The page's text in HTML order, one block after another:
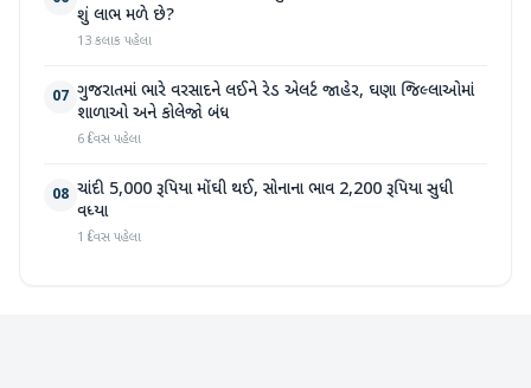
શું લાભ મળે છે?
13 કલાક પહેલા
07 ગુજરાતમાં ભારે વરસાદને લઈને રેડ એલર્ટ જાહેર, ઘણા જિલ્લાઓમાં
શાળાઓ અને કોલેજો બંધ
6 દિવસ પહેલા
08 ચાંદી 5,000 રૂપિયા મોંઘી થઈ, સોનાના ભાવ 2,200 રૂપિયા સુધી
વધ્યા
1 દિવસ પહેલા